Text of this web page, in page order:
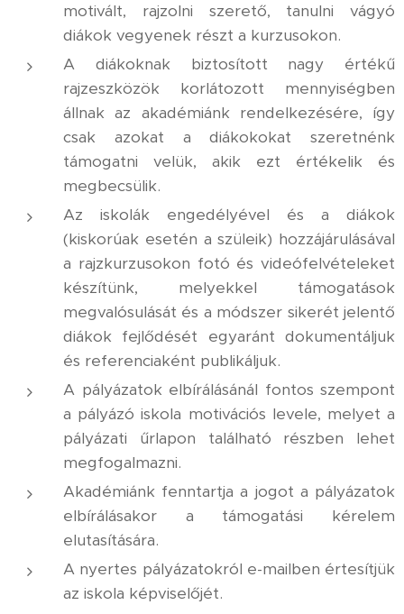
motivált, rajzolni szerető, tanulni vágyó
diákok vegyenek részt a kurzusokon.
A diákoknak biztosított nagy értékű
rajzeszközök korlátozott mennyiségben
állnak az akadémiánk rendelkezésére, így
csak azokat a diákokokat szeretnénk
támogatni velük, akik ezt értékelik és
megbecsülik.
Az iskolák engedélyével és a diákok
(kiskorúak esetén a szüleik) hozzájárulásával
a rajzkurzusokon fotó és videófelvételeket
készítünk, melyekkel támogatások
megvalósulását és a módszer sikerét jelentő
diákok fejlődését egyaránt dokumentáljuk
és referenciaként publikáljuk.
A pályázatok elbírálásánál fontos szempont
a pályázó iskola motivációs levele, melyet a
pályázati űrlapon található részben lehet
megfogalmazni.
Akadémiánk fenntartja a jogot a pályázatok
elbírálásakor a támogatási kérelem
elutasítására.
A nyertes pályázatokról e-mailben értesítjük
az iskola képviselőjét.